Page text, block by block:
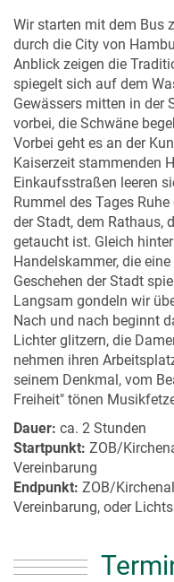
Wir starten mit dem Bus
durch die City von
Anblick zeigen die
spiegelt sich auf dem
Gewässers mitten in der
vorbei, die Schwäne
Vorbei geht es an der
Kaiserzeit stammenden
Einkaufsstraßen leeren
Rummel des Tages
der Stadt, dem Rathaus,
getaucht ist. Gleich
Handelskammer, die
Geschehen der Stadt
Langsam gondeln wir
Nach und nach beginnt
Lichter glitzern, die
nehmen ihren
seinem Denkmal, vom
Freiheit" tönen
Dauer: ca. 2 Stunden
Startpunkt: ZOB/
Vereinbarung
Endpunkt: ZOB/
Vereinbarung, oder